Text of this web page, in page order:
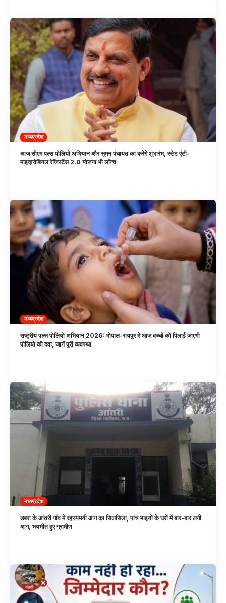
मध्यप्रदेश
आज सीएम पल्स पोलियो अभियान और सुमन पंचायत का करेंगे शुभारंभ, स्टेट एंटी-
माइक्रोबियल रेजिस्टेंस 2.0 योजना भी लॉन्च
मध्यप्रदेश
राष्ट्रीय पल्स पोलियो अभियान 2026: भोपाल-रायपुर में आज बच्चों को पिलाई जाएगी
पोलियो की दवा, जानें पूरी व्यवस्था
मध्यप्रदेश
डबरा के आंतरी गांव में रहस्यमयी आग का सिलसिला, पांच भाइयों के घरों में बार-बार लगी
आग, भयभीत हुए ग्रामीण